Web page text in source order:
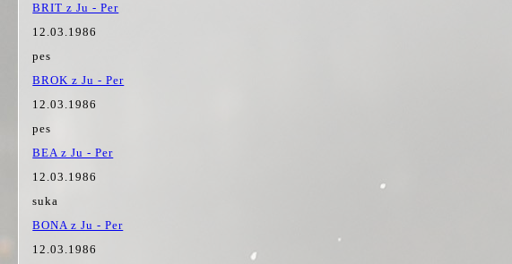
BRIT z Ju - Per
12.03.1986
pes
BROK z Ju - Per
12.03.1986
pes
BEA z Ju - Per
12.03.1986
suka
BONA z Ju - Per
12.03.1986